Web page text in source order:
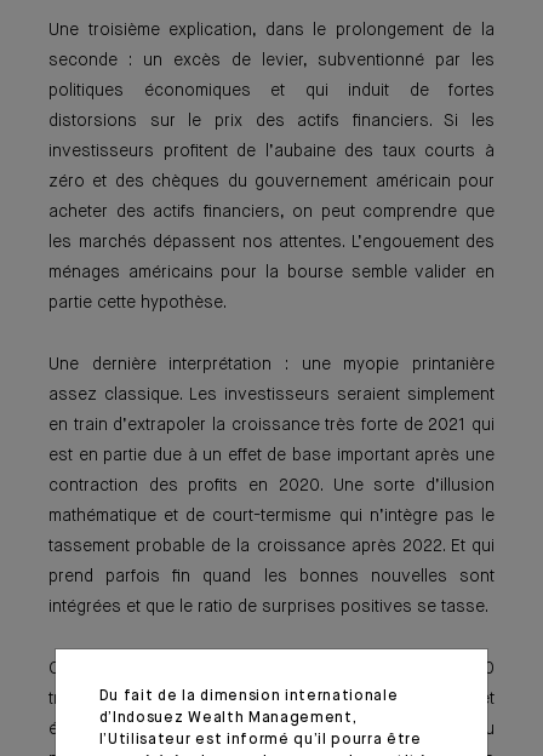
Une troisième explication, dans le prolongement de la
seconde : un excès de levier, subventionné par les
politiques économiques et qui induit de fortes
distorsions sur le prix des actifs financiers. Si les
investisseurs profitent de l’aubaine des taux courts à
zéro et des chèques du gouvernement américain pour
acheter des actifs financiers, on peut comprendre que
les marchés dépassent nos attentes. L’engouement des
ménages américains pour la bourse semble valider en
partie cette hypothèse.
Une dernière interprétation : une myopie printa­nière
assez classique. Les investisseurs seraient simplement
en train d’extrapoler la croissance très forte de 2021 qui
est en partie due à un effet de base important après une
contraction des profits en 2020. Une sorte d’illusion
mathématique et de court-termisme qui n’intègre pas le
tassement probable de la croissance après 2022. Et qui
prend parfois fin quand les bonnes nouvelles sont
intégrées et que le ratio de surprises positives se tasse.
Ce qui nous ramène à Keynes. Après une année 2020
traumatisante sur le plan sanitaire, humain et
économique, notre tendance naturelle est de passer du
Du fait de la dimension internationale
d’Indosuez Wealth Management,
l’Utilisateur est informé qu’il pourra être